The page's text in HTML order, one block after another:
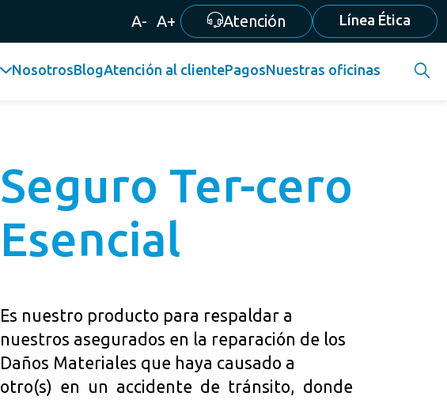
A- A+ Atención Línea Ética
NosotrosBlogAtención al clientePagosNuestras oficinas
Seguro Ter-cero
Esencial
Es nuestro producto para respaldar a
nuestros asegurados en la reparación de los
Daños Materiales que haya causado a
otro(s) en un accidente de tránsito, donde